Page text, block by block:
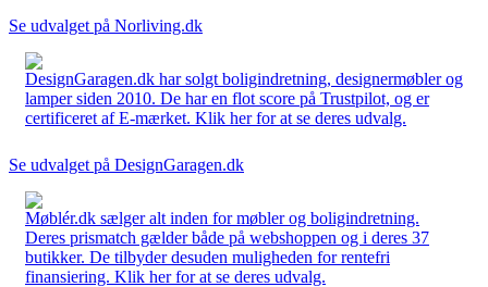
Se udvalget på Norliving.dk
DesignGaragen.dk har solgt boligindretning, designermøbler og
lamper siden 2010. De har en flot score på Trustpilot, og er
certificeret af E-mærket. Klik her for at se deres udvalg.
Se udvalget på DesignGaragen.dk
Møblér.dk sælger alt inden for møbler og boligindretning.
Deres prismatch gælder både på webshoppen og i deres 37
butikker. De tilbyder desuden muligheden for rentefri
finansiering. Klik her for at se deres udvalg.